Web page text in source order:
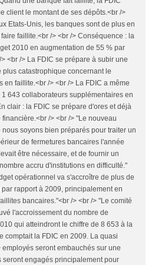
client le montant de ses dépôts.<br />
Etats-Unis, les banques sont de plus en
faillite.<br /> <br /> Conséquence : la
2010 en augmentation de 55 % par
<br /> La FDIC se prépare à subir une
catastrophique concernant le
en faillite.<br /> <br /> La FDIC a même
643 collaborateurs supplémentaires en
clair : la FDIC se prépare d'ores et déjà
/> <br /> "Le nouveau
soyons bien préparés pour traiter un
de fermetures bancaires l'année
être nécessaire, et de fournir un
accru d'institutions en difficulté."
opérationnel va s'accroître de plus de
rapport à 2009, principalement en
bancaires."<br /> <br /> "Le comité
l'accroissement du nombre de
qui atteindront le chiffre de 8 653 à la
comptait la FDIC en 2009. La quasi
employés seront embauchés sur une
seront engagés principalement pour